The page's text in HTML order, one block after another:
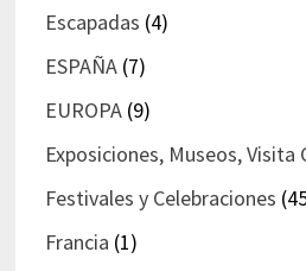
Escapadas (4)
ESPAÑA(7)
EUROPA(9)
Exposiciones, Museos, Visita
Festivales y Celebraciones
Francia (1)